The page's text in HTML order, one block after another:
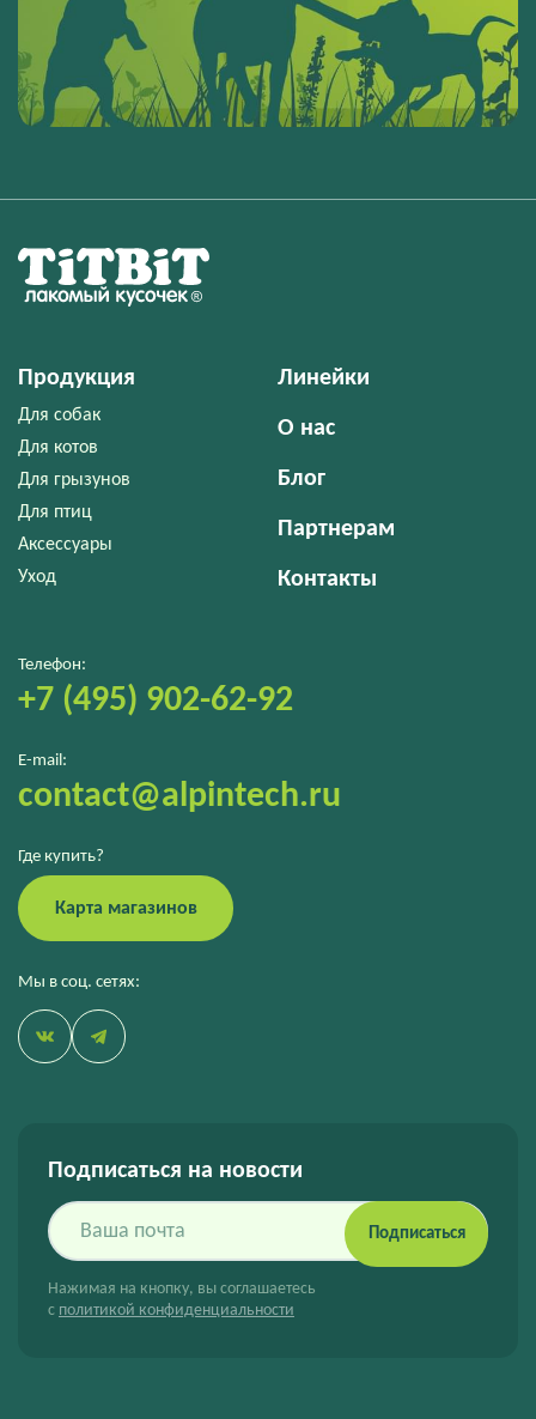
Телефон:
+7 (495) 902-62-92
E-mail:
contact@alpintech.ru
Мы в соц. сетях:
Где купить?
Карта магазинов
Продукция
Для собак
Для котов
Для грызунов
Для птиц
Аксессуары
Уход
Линейки
О нас
Блог
Партнерам
Контакты
Подписаться на новости
Подписаться
Нажимая на кнопку, вы соглашаетесь
с политикой конфиденциальности